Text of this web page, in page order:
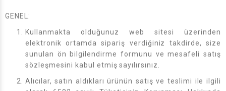
GENEL:
Kullanmakta olduğunuz web sitesi üzerinden
elektronik ortamda sipariş verdiğiniz takdirde, size
sunulan ön bilgilendirme formunu ve mesafeli satış
sözleşmesini kabul etmiş sayılırsınız.
Alıcılar, satın aldıkları ürünün satış ve teslimi ile ilgili